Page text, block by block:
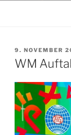
AM
9. NOVEMBER
WM